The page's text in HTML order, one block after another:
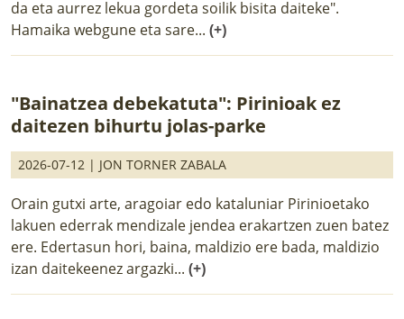
da eta aurrez lekua gordeta soilik bisita daiteke".
Hamaika webgune eta sare... (+)
"Bainatzea debekatuta": Pirinioak ez
daitezen bihurtu jolas-parke
2026-07-12 | JON TORNER ZABALA
Orain gutxi arte, aragoiar edo kataluniar Pirinioetako
lakuen ederrak mendizale jendea erakartzen zuen batez
ere. Edertasun hori, baina, maldizio ere bada, maldizio
izan daitekeenez argazki... (+)